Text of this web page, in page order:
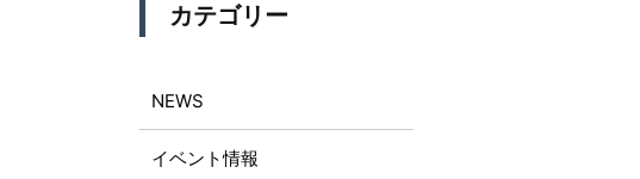
カテゴリー
NEWS
イベント情報